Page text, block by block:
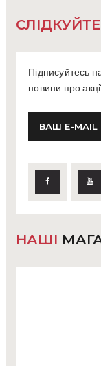
СЛІДКУЙТЕ
Підписуйтесь
новини про
НАШІ